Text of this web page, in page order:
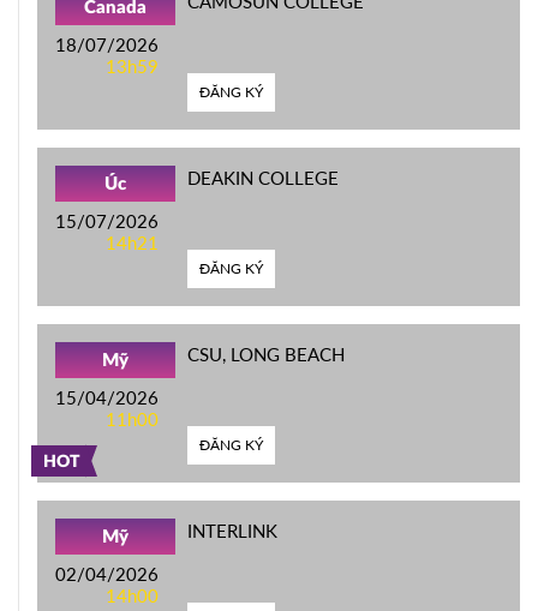
Canada
18/07/2026
13h59
ĐĂNG KÝ
Úc
15/07/2026
14h21
DEAKIN COLLEGE
ĐĂNG KÝ
HOT
Mỹ
15/04/2026
11h00
CSU, LONG BEACH
ĐĂNG KÝ
Mỹ
02/04/2026
14h00
INTERLINK